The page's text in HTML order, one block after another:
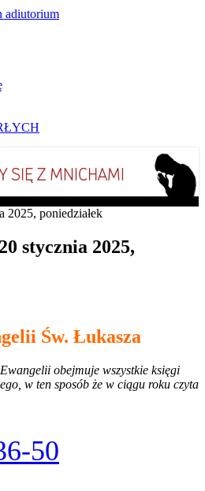
adiutorium
się z mnichami
poniedziałek
stycznia 2025,
Św. Łukasza
obejmuje wszystkie księgi
w ten sposób że w ciągu roku czyta
50